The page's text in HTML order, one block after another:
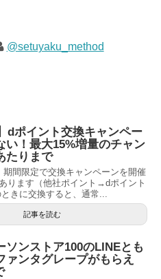
@setuyaku_method
dポイント交換キャンペー
い！最大15%増量のチャン
たりまで
期間限定で交換キャンペーンを開催
ります（他社ポイント→dポイント
きに交換すると、通常...
記事を読む
ソンストア100のLINEとも
ァンタグレープがもらえ